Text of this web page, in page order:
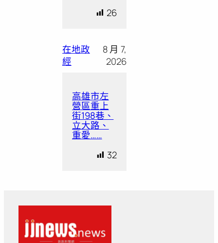
26
在地政
經
8 月 7,
2026
高雄市左
營區重上
街198巷、
立大路、
重愛……
32